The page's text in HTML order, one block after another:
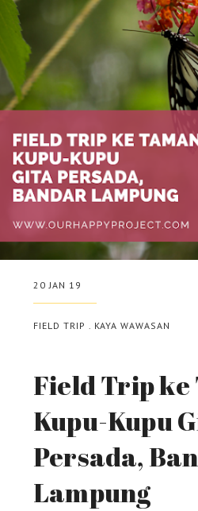
20 JAN 19
FIELD TRIP . KAYA WAWASAN
Field Trip ke
Kupu-Kupu
Persada,
Lampung